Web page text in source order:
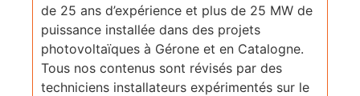
de 25 ans d’expérience et plus de 25 MW de
puissance installée dans des projets
photovoltaïques à Gérone et en Catalogne.
Tous nos contenus sont révisés par des
techniciens installateurs expérimentés sur le